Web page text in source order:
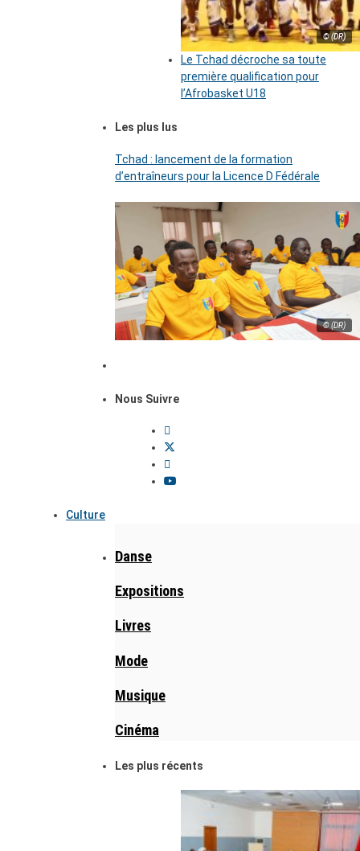
© (DR)
Le Tchad décroche sa toute
première qualification pour
l’Afrobasket U18
Les plus lus
Tchad : lancement de la formation
d’entraîneurs pour la Licence D Fédérale
© (DR)
Nous Suivre
Culture
Danse
Expositions
Livres
Mode
Musique
Cinéma
Les plus récents